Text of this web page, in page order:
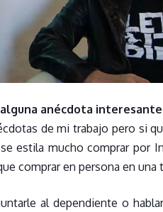
anécdota
de mi trabajo pero si
estila mucho comprar por
comprar en persona en una
al dependiente o